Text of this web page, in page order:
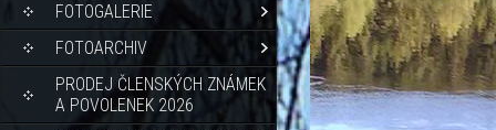
FOTOGALERIE
FOTOARCHIV
PRODEJ ČLENSKÝCH ZNÁMEK
A POVOLENEK 2026